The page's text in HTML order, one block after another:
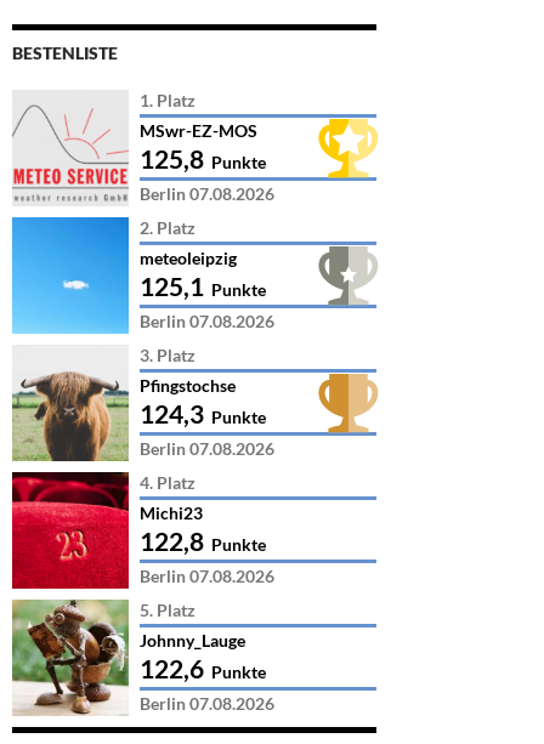
BESTENLISTE
1. Platz
MSwr-EZ-MOS
125,8 Punkte
Berlin 07.08.2026
2. Platz
meteoleipzig
125,1 Punkte
Berlin 07.08.2026
3. Platz
Pfingstochse
124,3 Punkte
Berlin 07.08.2026
4. Platz
Michi23
122,8 Punkte
Berlin 07.08.2026
5. Platz
Johnny_Lauge
122,6 Punkte
Berlin 07.08.2026